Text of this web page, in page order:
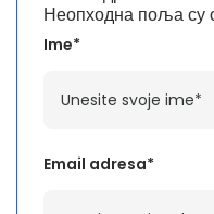
Неопходна поља су
Ime*
Email adresa*